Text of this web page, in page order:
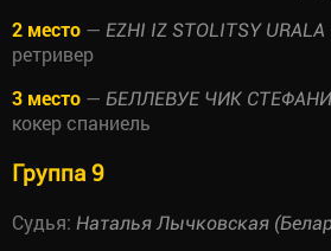
2 место — EZHI IZ STOLITSY URALA
ретривер
3 место — БЕЛЛЕВУЕ ЧИК
кокер спаниель
Группа 9
Судья: Наталья Лычковская